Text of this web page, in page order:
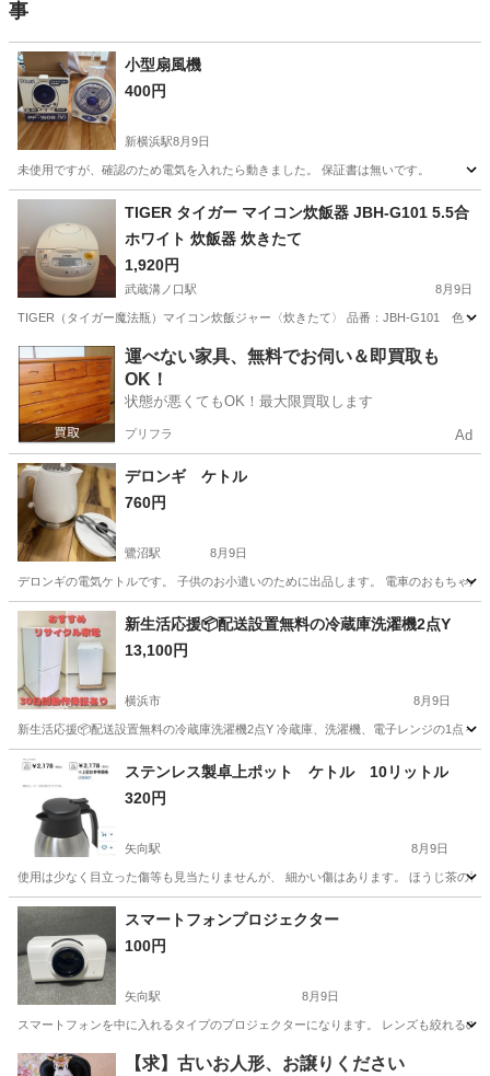
事
小型扇風機
400円
新横浜駅8月9日
未使用ですが、確認のため電気を入れたら動きました。 保証書は無いです。
神奈川 横浜市 新横浜駅 季節、空調家電
TIGER タイガー マイコン炊飯器 JBH-G101 5.5合
ホワイト 炊飯器 炊きたて
1,920円
武蔵溝ノ口駅 8月9日
TIGER（タイガー魔法瓶）マイコン炊飯ジャー〈炊きたて〉 品番：JBH-G101 色：
神奈川 川崎市 武蔵溝ノ口駅 キッチン家電
運べない家具、無料でお伺い＆即買取も
OK！
状態が悪くてもOK！最大限買取します
プリフラ Ad
デロンギ ケトル
760円
鷺沼駅 8月9日
デロンギの電気ケトルです。 子供のお小遣いのために出品します。 電車のおもちゃが
神奈川 川崎市 鷺沼駅 生活家電
新生活応援📦配送設置無料の冷蔵庫洗濯機2点Y
13,100円
横浜市 8月9日
新生活応援📦配送設置無料の冷蔵庫洗濯機2点Y 冷蔵庫、洗濯機、電子レンジの1点
神奈川 横浜市 キッチン家電 階段
ステンレス製卓上ポット ケトル 10リットル
320円
矢向駅 8月9日
使用は少なく目立った傷等も見当たりませんが、 細かい傷はあります。 ほうじ茶の
神奈川 川崎市 矢向駅 キッチン家電
スマートフォンプロジェクター
100円
矢向駅 8月9日
スマートフォンを中に入れるタイプのプロジェクターになります。 レンズも絞れるの
神奈川 矢向駅 プロジェクター、ホームシアター
【求】古いお人形、お譲りください